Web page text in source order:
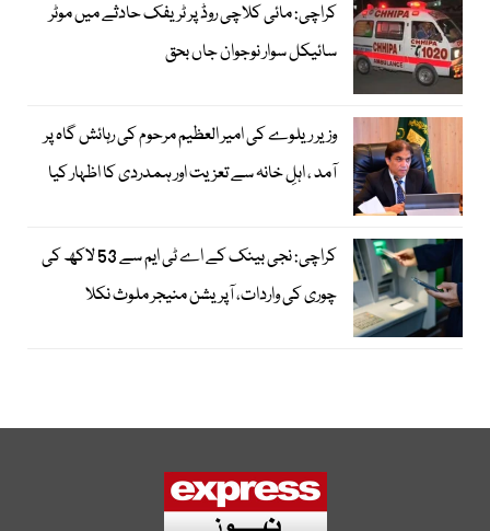
کراچی: مائی کلاچی روڈ پر ٹریفک حادثے میں موٹر
سائیکل سوار نوجوان جاں بحق
وزیر ریلوے کی امیر العظیم مرحوم کی رہائش گاہ پر
آمد ، اہلِ خانہ سے تعزیت اور ہمدردی کا اظہار کیا
کراچی: نجی بینک کے اے ٹی ایم سے 53 لاکھ کی
چوری کی واردات، آپریشن منیجر ملوث نکلا